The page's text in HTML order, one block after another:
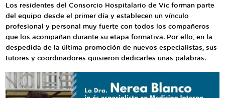
Segueix-nos:
Los residentes del Consorcio Hospitalario de Vic forman parte
del equipo desde el primer día y establecen un vínculo
profesional y personal muy fuerte con todos los compañeros
que los acompañan durante su etapa formativa. Por ello, en la
despedida de la última promoción de nuevos especialistas, sus
tutores y coordinadores quisieron dedicarles unas palabras.